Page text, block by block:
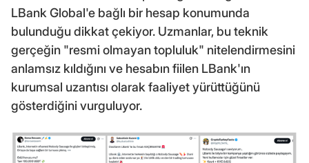
LBank Global'e bağlı bir hesap konumunda
bulunduğu dikkat çekiyor. Uzmanlar, bu teknik
gerçeğin "resmi olmayan topluluk" nitelendirmesini
anlamsız kıldığını ve hesabın fiilen LBank'ın
kurumsal uzantısı olarak faaliyet yürüttüğünü
gösterdiğini vurguluyor.